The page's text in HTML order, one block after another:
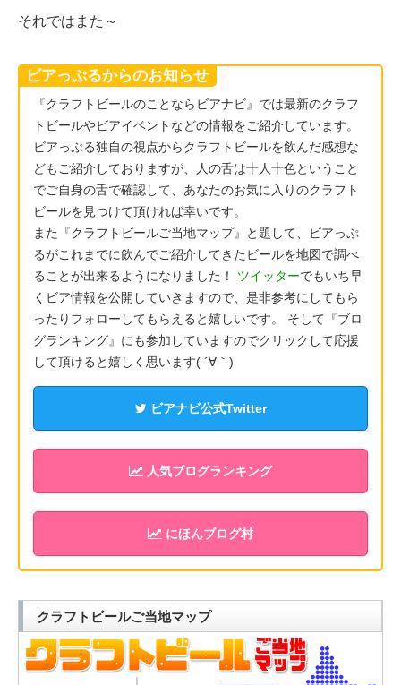
それではまた～
ビアっぷるからのお知らせ
『クラフトビールのことならビアナビ』では最新のクラフ
トビールやビアイベントなどの情報をご紹介しています。
ビアっぷる独自の視点からクラフトビールを飲んだ感想な
どもご紹介しておりますが、人の舌は十人十色ということ
でご自身の舌で確認して、あなたのお気に入りのクラフト
ビールを見つけて頂ければ幸いです。
また『クラフトビールご当地マップ』と題して、ビアっぷ
るがこれまでに飲んでご紹介してきたビールを地図で調べ
ることが出来るようになりました！ ツイッターでもいち早
くビア情報を公開していきますので、是非参考にしてもら
ったりフォローしてもらえると嬉しいです。 そして『ブロ
グランキング』にも参加していますのでクリックして応援
して頂けると嬉しく思います( ´∀｀)
ビアナビ公式Twitter
人気ブログランキング
にほんブログ村
クラフトビールご当地マップ